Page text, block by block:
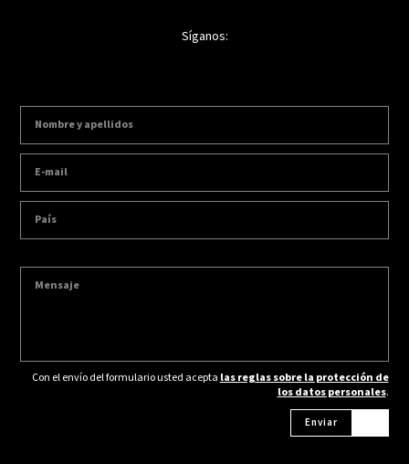
Síganos:
Con el envío del formulario usted acepta las reglas sobre la protección de
los datos personales.
Enviar